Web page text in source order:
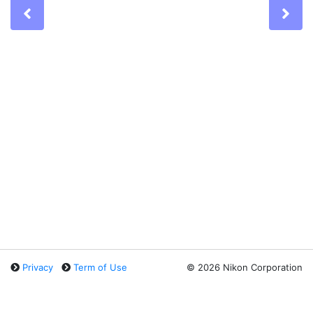
Privacy Term of Use © 2026 Nikon Corporation